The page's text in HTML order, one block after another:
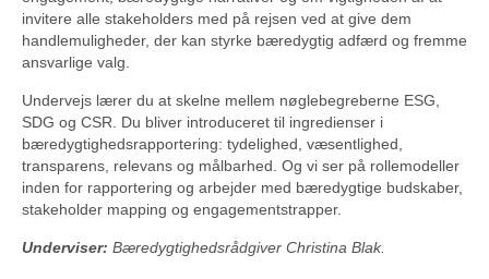
invitere alle stakeholders med på rejsen ved at give dem
handlemuligheder, der kan styrke bæredygtig adfærd og fremme
ansvarlige valg.
Undervejs lærer du at skelne mellem nøglebegreberne ESG,
SDG og CSR. Du bliver introduceret til ingredienser i
bæredygtighedsrapportering: tydelighed, væsentlighed,
transparens, relevans og målbarhed. Og vi ser på rollemodeller
inden for rapportering og arbejder med bæredygtige budskaber,
stakeholder mapping og engagementstrapper.
Underviser: Bæredygtighedsrådgiver Christina Blak.